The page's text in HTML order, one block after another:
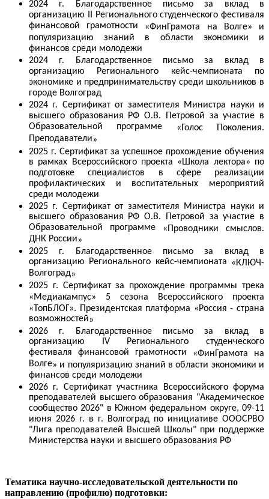
2024 г. Благодарственное письмо за вклад в
организацию II Регионального студенческого фестиваля
финансовой грамотности «ФинГрамота на Волге» и
популяризацию знаний в области экономики и
финансов среди молодежи
2024 г. Благодарственное письмо за вклад в
организацию Регионального кейс-чемпионата по
экономике и предпринимательству среди школьников в
городе Волгоград
2024 г. Сертификат от заместителя Министра науки и
высшего образования РФ О.В. Петровой за участие в
Образовательной программе
« Голос Поколения.
Преподаватели»
2025 г. Сертификат за успешное прохождение обучения
в рамках Всероссийского проекта «Школа лектора» по
подготовке специалистов в сфере реализации
профилактических и воспитательных мероприятий
среди молодежи
2025 г. Сертификат от заместителя Министра науки и
высшего образования РФ О.В. Петровой за участие в
Образовательной программе « Проводники смыслов.
ДНК России»
2025 г.
Благодарственное письмо за вклад в
организацию Регионального кейс-чемпионата «КЛЮЧ-
Волгоград»
2025 г. Сертификат за прохождение программы трека
«Медиакампус» 5 сезона Всероссийского проекта
«ТопБЛОГ». Президентская платформа «Россия - страна
возможностей»
2026 г.
Благодарственное письмо за вклад в
организацию IV Регионального студенческого
фестиваля финансовой грамотности «ФинГрамота на
Волге» и популяризацию знаний в области экономики и
финансов среди молодежи
2026 г. Сертификат участника Всероссийского форума
преподавателей высшего образования "Академическое
сообщество 2026" в Южном федеральном округе, 09-11
июня 2026 г. в г. Волгоград по инициативе ОООСРВО
"Лига преподавателей Высшей Школы" при поддержке
Министерства науки и высшего образования РФ
Тематика научно-исследовательской деятельности по
направлению (профилю) подготовки: